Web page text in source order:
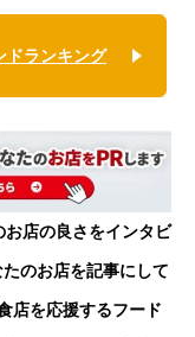
ドランキング
店の良さをインタビ
のお店を記事にして
店を応援するフード